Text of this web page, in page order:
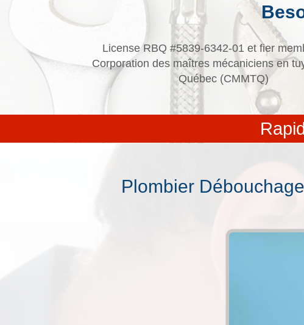
License RBQ #5839-6342-01 et fier
Corporation des maîtres mécaniciens en
Québec (CMMTQ)
Plombier